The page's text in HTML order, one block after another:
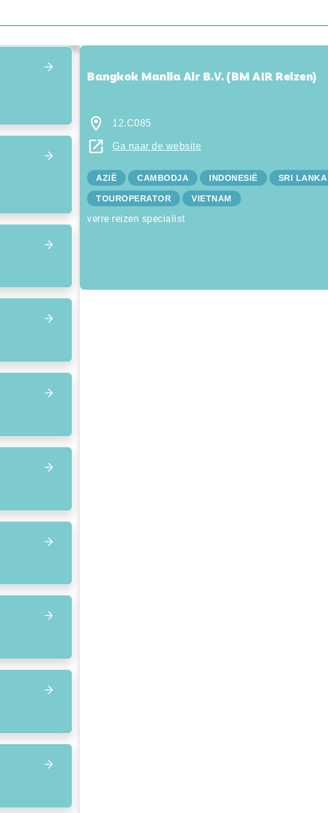
Bangkok Manila Air B.V. (BM AIR Reizen)
12.C085
Ga naar de website
AZIË CAMBODJA INDONESIË SRI LANKA
TOUROPERATOR VIETNAM
verre reizen specialist